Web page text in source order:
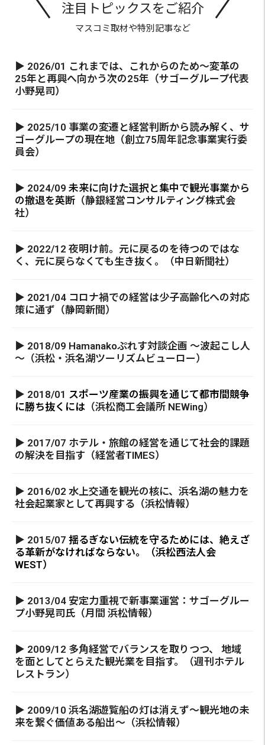
注目トピックスをご紹介
マスコミ取材や特別記事など
▶ 2026/01 これまでは、これからのため～変革の
25年と再興へ向かう次の25年（サゴーグループ代表
小野晃司）
▶ 2025/10 事業の変遷と経営判断から読み解く、サ
ゴーグループの現在地（創立75周年記念事業実行委
員会）
▶ 2024/09 未来に向けた選択と集中で観光事業から
の撤退を英断 （静銀経営コンサルティング株式会
社）
▶ 2022/12 夜明け前。元に戻るのを待つのではな
く、元に戻らなくても生き抜く。（中日新聞社）
▶ 2021/04 コロナ禍での経営は少子高齢化への対応
策に通ず（静岡新聞）
▶ 2018/09 Hamanakoぷれす対談企画 ～波起こし人
～（浜松・浜名湖ツーリズムビューロー）
▶ 2018/01 スポーツ産業の振興を通じて都市間競争
に勝ち抜くには （浜松商工会議所 NEWing）
▶ 2017/07 ホテル・旅館の経営を通じて社会的課題
の解決を目指す（経営者TIMES）
▶ 2016/02 水上交通を観光の核に、浜名湖の魅力を
社会起業家として再興する（浜松情報）
▶ 2015/07 揺るぎない伝統を守るためには、絶えざ
る革新がなければならない。（浜松西法人会
WEST）
▶ 2013/04 安定力重視で新事業運営：サゴーグルー
プ小野晃司氏（月間 浜松情報）
▶ 2009/12 多角経営でバランスを取りつつ、 地域
を面としてとらえた観光業を目指す。（週刊ホテル
レストラン）
▶ 2009/10 浜名湖遊覧船の灯は消えず～観光地の未
来を繋ぐ価値ある船出～（浜松情報）